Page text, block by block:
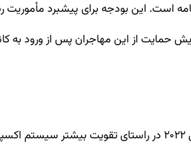
است. این بودجه برای پیشبرد
حمایت از این مهاجران پس از ورود به
بودجه‌های کانادا اغلب نشان از حمایت از تغییرات قانونی آتی است.